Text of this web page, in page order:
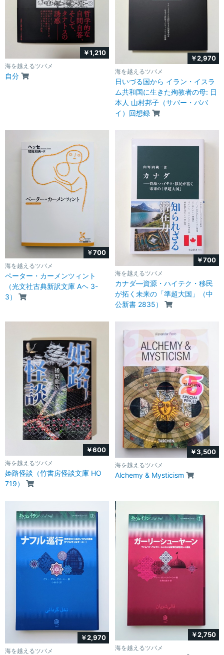
￥1,210
海を越えるツバメ
自分
￥2,970
海を越えるツバメ
日いづる国から イラン・イスラ
ム共和国に生きた殉教者の母: 日
本人 山村邦子（サバー・ババ
イ）回想録
￥700
海を越えるツバメ
ペーター・カーメンツィント
（光文社古典新訳文庫 Aヘ 3-
3）
￥700
海を越えるツバメ
カナダ―資源・ハイテク・移民
が拓く未来の「準超大国」（中
公新書 2835）
￥600
海を越えるツバメ
姫路怪談（竹書房怪談文庫 HO
719）
￥3,500
海を越えるツバメ
Alchemy & Mysticism
￥2,970
海を越えるツバメ
￥2,750
海を越えるツバメ